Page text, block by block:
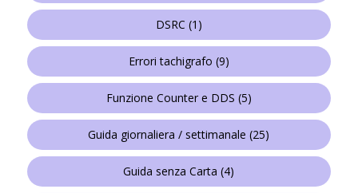
DSRC (1)
Errori tachigrafo (9)
Funzione Counter e DDS (5)
Guida giornaliera / settimanale (25)
Guida senza Carta (4)